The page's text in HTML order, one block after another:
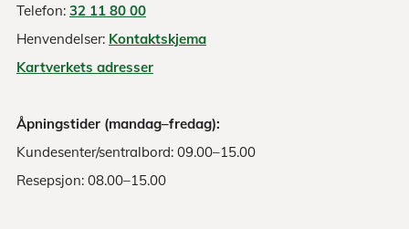
Telefon: 32 11 80 00
Henvendelser: Kontaktskjema
Kartverkets adresser
Åpningstider (mandag–fredag):
Kundesenter/sentralbord: 09.00–15.00
Resepsjon: 08.00–15.00